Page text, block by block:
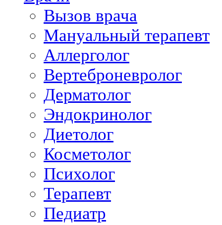
Вызов врача
Мануальный терапевт
Аллерголог
Вертеброневролог
Дерматолог
Эндокринолог
Диетолог
Косметолог
Психолог
Терапевт
Педиатр